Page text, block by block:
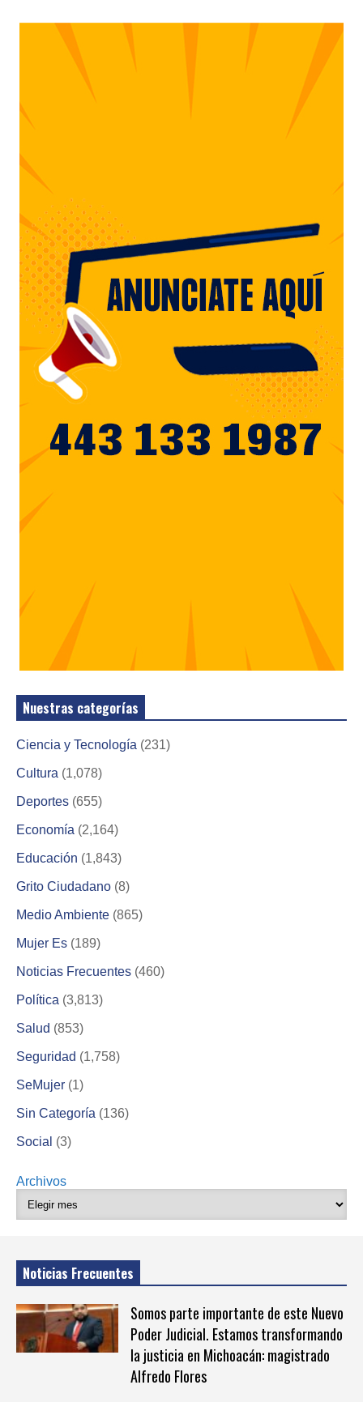
Nuestras categorías
Ciencia y Tecnología (231)
Cultura (1,078)
Deportes (655)
Economía (2,164)
Educación (1,843)
Grito Ciudadano (8)
Medio Ambiente (865)
Mujer Es (189)
Noticias Frecuentes (460)
Política (3,813)
Salud (853)
Seguridad (1,758)
SeMujer (1)
Sin Categoría (136)
Social (3)
Archivos
Noticias Frecuentes
Somos parte importante de este Nuevo
Poder Judicial. Estamos transformando
la justicia en Michoacán: magistrado
Alfredo Flores